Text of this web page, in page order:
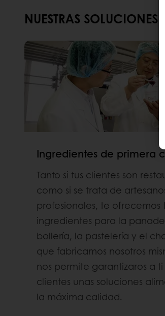
NUESTRAS SOLUCIONES
Ingredientes de primera
Tanto si tus clientes son
como si se trata de
profesionales, te ofrecemos
ingredientes para la
bollería, la pastelería y el
que fabricamos nosotros
nos permite garantizaros a ti
clientes unas soluciones
la máxima calidad.